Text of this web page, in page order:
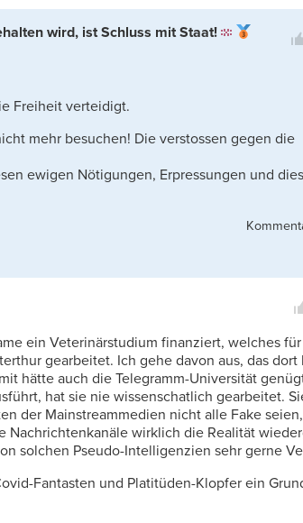
wird, ist Schluss mit Staat!
Freiheit verteidigt.
mehr besuchen! Die verstossen gegen die
ewigen Nötigungen, Erpressungen und
ein Veterinärstudium finanziert, welches
gearbeitet. Ich gehe davon aus, das dort
hätte auch die Telegramm-Universität
hat sie nie wissenschatlich gearbeitet.
der Mainstreammedien nicht alle Fake seien,
Nachrichtenkanäle wirklich die Realität
solchen Pseudo-Intelligenzien sehr gerne
Fantasten und Platitüden-Klopfer ein